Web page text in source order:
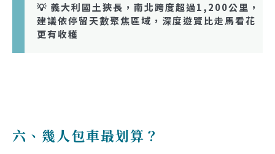
💡 義大利國土狹長，南北跨度超過1,200公里，
建議依停留天數聚焦區域，深度遊覽比走馬看花
更有收穫
六、幾人包車最划算？